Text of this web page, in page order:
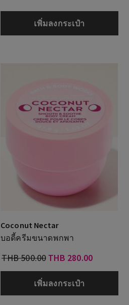
เพิ่มลงกระเป๋า
Coconut Nectar
บอดี้ครีมขนาดพกพา
THB 500.00 THB 280.00
เพิ่มลงกระเป๋า